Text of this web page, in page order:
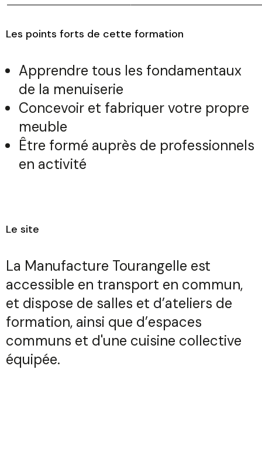
Les points forts de cette formation
Apprendre tous les fondamentaux
de la menuiserie
Concevoir et fabriquer votre propre
meuble
Être formé auprès de professionnels
en activité
Le site
La Manufacture Tourangelle est
accessible en transport en commun,
et dispose de salles et d’ateliers de
formation, ainsi que d’espaces
communs et d'une cuisine collective
équipée.